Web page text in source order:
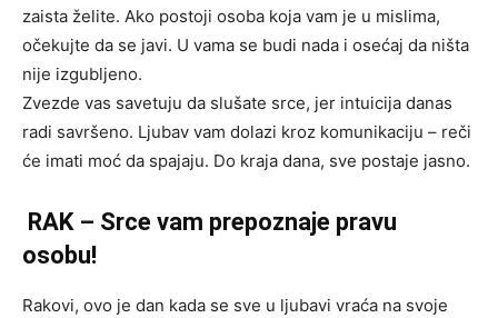
zaista želite. Ako postoji osoba koja vam je u mislima,
očekujte da se javi. U vama se budi nada i osećaj da ništa
nije izgubljeno.
Zvezde vas savetuju da slušate srce, jer intuicija danas
radi savršeno. Ljubav vam dolazi kroz komunikaciju – reči
će imati moć da spajaju. Do kraja dana, sve postaje jasno.
RAK – Srce vam prepoznaje pravu
osobu!
Rakovi, ovo je dan kada se sve u ljubavi vraća na svoje